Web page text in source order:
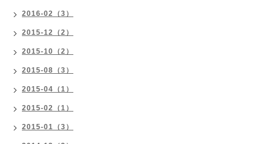
2016-02（3）
2015-12（2）
2015-10（2）
2015-08（3）
2015-04（1）
2015-02（1）
2015-01（3）